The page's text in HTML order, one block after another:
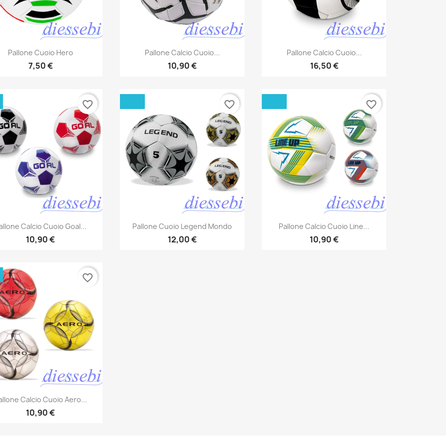
Anteprima
Pallone Cuoio Hero
7,50 €
Anteprima
Pallone Calcio Cuoio...
10,90 €
Anteprima
Pallone Calcio Cuoio...
16,50 €
Anteprima
Calcio Cuoio Goal...
10,90 €
favorite_border
Anteprima
Pallone Cuoio Legend Mondo
12,00 €
favorite_border
Anteprima
Pallone Calcio Cuoio Line...
10,90 €
favorite_border
Anteprima
Calcio Cuoio Aero...
10,90 €
favorite_border